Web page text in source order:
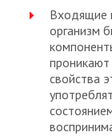
Входящие
организм
проникают
свойства